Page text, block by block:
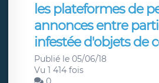
les plateformes de
annonces entre
infestée d'objets de
Publié le 05/06/18
Vu 1 414 fois